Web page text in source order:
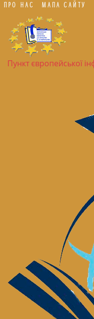
ПРО НАС
МАПА САЙТУ
Пункт європейської